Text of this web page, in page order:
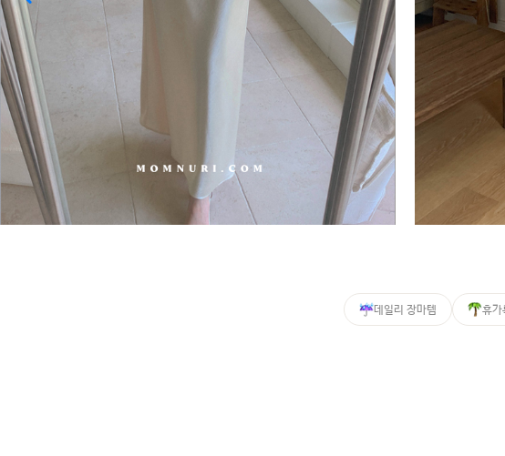
커뮤니티
이벤트
리뷰
다이어리
리얼체험단모집
만삭사진컨테스트
데일리 장마템 휴가